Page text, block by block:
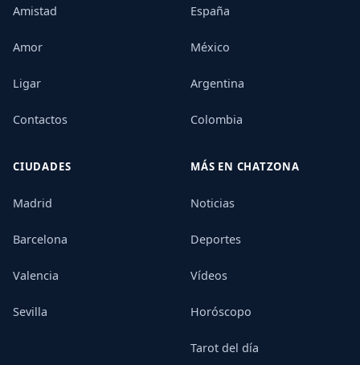
Amistad
Amor
Ligar
Contactos
España
México
Argentina
Colombia
CIUDADES
Madrid
Barcelona
Valencia
Sevilla
MÁS EN CHATZONA
Noticias
Deportes
Vídeos
Horóscopo
Tarot del día